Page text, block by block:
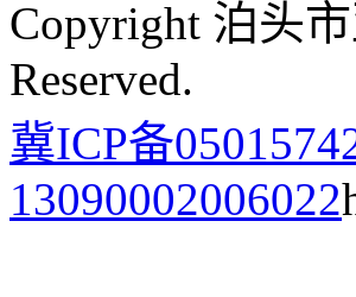
Copyright 泊头
Reserved.
冀ICP备
13090002006022